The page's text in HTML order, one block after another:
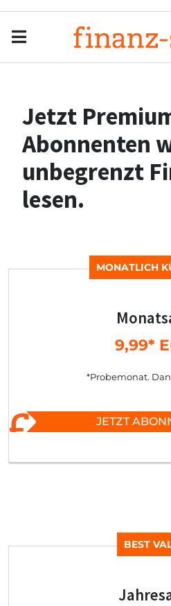
Jetzt
Abonnenten
unbegrenzt
lesen.
MONATLICH
9,99*
*Probemonat.
JETZT
BEST